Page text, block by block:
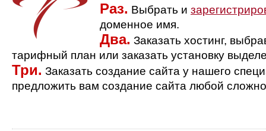
Раз. Выбрать и
доменное имя.
Два. Заказать хостинг,
тарифный план или заказать установку
Три. Заказать создание сайта у нашего
предложить вам создание сайта любой